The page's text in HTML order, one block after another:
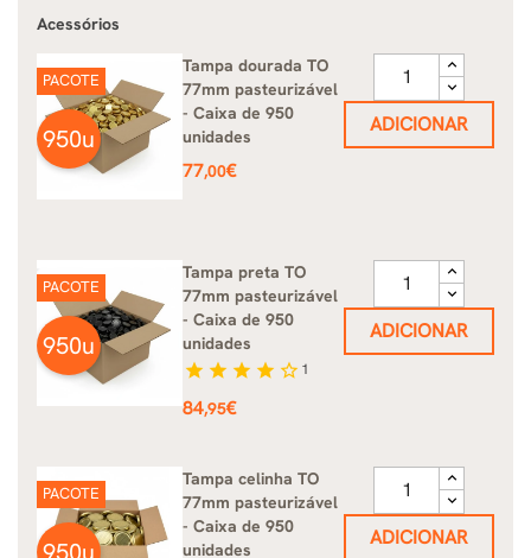
Acessórios
Tampa dourada TO
77mm pasteurizável
- Caixa de 950
unidades
Preço
77,00€
PACOTE
950u ADICIONAR
Tampa preta TO
77mm pasteurizável
- Caixa de 950
unidades
star star star star star_border 1
Preço
84,95€
PACOTE
950u ADICIONAR
Tampa celinha TO
77mm pasteurizável
- Caixa de 950
unidades
PACOTE
950u ADICIONAR